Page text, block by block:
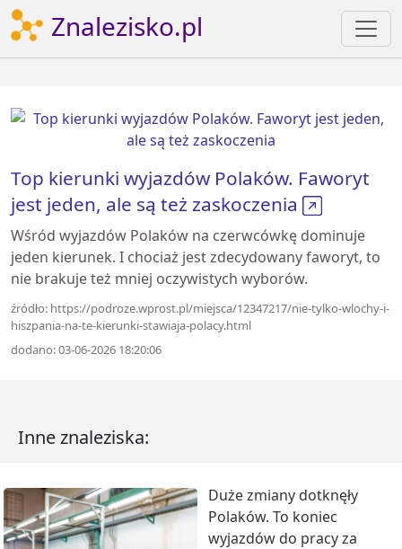
Znalezisko.pl
Top kierunki wyjazdów Polaków. Faworyt
jest jeden, ale są też zaskoczenia
Wśród wyjazdów Polaków na czerwcówkę dominuje
jeden kierunek. I chociaż jest zdecydowany faworyt, to
nie brakuje też mniej oczywistych wyborów.
źródło: https://podroze.wprost.pl/miejsca/12347217/nie-tylko-wlochy-i-
hiszpania-na-te-kierunki-stawiaja-polacy.html
dodano: 03-06-2026 18:20:06
Inne znaleziska:
Duże zmiany dotknęły
Polaków. To koniec
wyjazdów do pracy za